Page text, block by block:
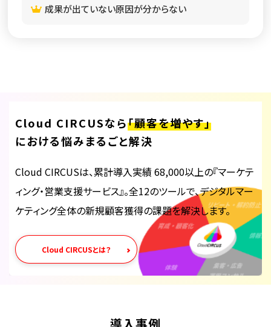
成果が出ていない原因が分からない
Cloud CIRCUSなら「顧客を増やす」
における悩みまるごと解決
Cloud CIRCUSは、累計導入実績 68,000以上の『マーケテ
ィング・営業支援サービス』。全12のツールで、デジタルマー
ケティング全体の新規顧客獲得の課題を解決します。
Cloud CIRCUSとは？